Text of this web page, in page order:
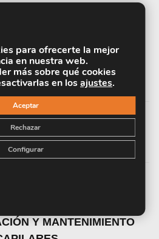
materia
1. DISEÑO DE
2. APLICACIÓN DE
Y MANTENIMIENTO
para ofrecerte la mejor
en nuestra web.
más sobre qué cookies
en losajustes.
Aceptar
Rechazar
Configurar